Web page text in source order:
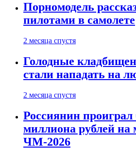
Порномодель
пилотами в самолете
2 месяца спустя
Голодные
стали нападать на
2 месяца спустя
Россиянин проиграл
миллиона рублей на
ЧМ-2026